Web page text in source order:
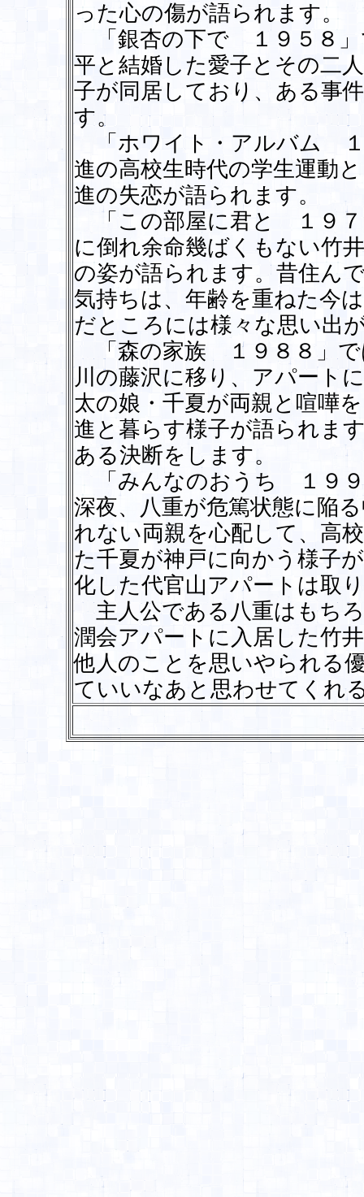
った心の傷が語られます。
「銀杏の下で １９５８」
平と結婚した愛子とその二
子が同居しており、ある事
す。
「ホワイト・アルバム １
進の高校生時代の学生運動
進の失恋が語られます。
「この部屋に君と １９７
に倒れ余命幾ばくもない竹
の姿が語られます。昔住ん
気持ちは、年齢を重ねた今
だところには様々な思い出
「森の家族 １９８８」で
川の藤沢に移り、アパート
太の娘・千夏が両親と喧嘩
進と暮らす様子が語られま
ある決断をします。
「みんなのおうち １９９
深夜、八重が危篤状態に陥
れない両親を心配して、高
た千夏が神戸に向かう様子
化した代官山アパートは取
主人公である八重はもち
潤会アパートに入居した竹
他人のことを思いやられる
ていいなあと思わせてくれ